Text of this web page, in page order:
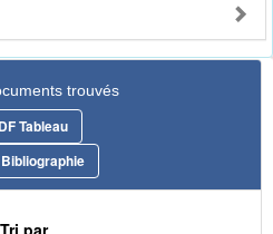
trouvés
Tableau
Bibliographie